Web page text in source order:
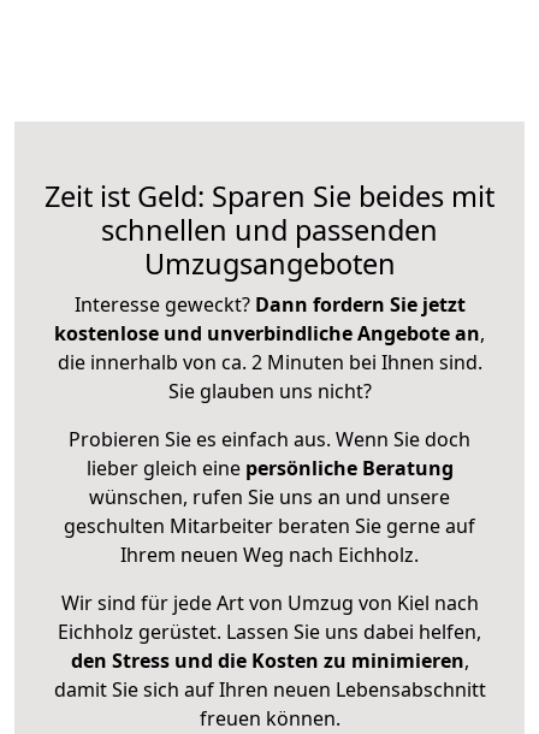
Zeit ist Geld: Sparen Sie beides mit
schnellen und passenden
Umzugsangeboten
Interesse geweckt? Dann fordern Sie jetzt
kostenlose und unverbindliche Angebote an,
die innerhalb von ca. 2 Minuten bei Ihnen sind.
Sie glauben uns nicht?
Probieren Sie es einfach aus. Wenn Sie doch
lieber gleich eine persönliche Beratung
wünschen, rufen Sie uns an und unsere
geschulten Mitarbeiter beraten Sie gerne auf
Ihrem neuen Weg nach Eichholz.
Wir sind für jede Art von Umzug von Kiel nach
Eichholz gerüstet. Lassen Sie uns dabei helfen,
den Stress und die Kosten zu minimieren,
damit Sie sich auf Ihren neuen Lebensabschnitt
freuen können.